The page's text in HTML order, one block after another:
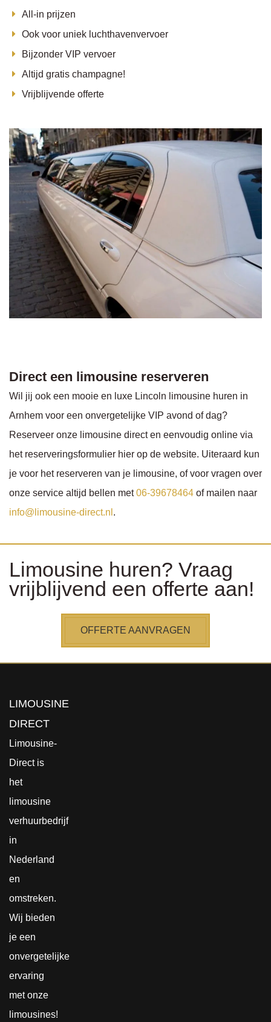
All-in prijzen
Ook voor uniek luchthavenvervoer
Bijzonder VIP vervoer
Altijd gratis champagne!
Vrijblijvende offerte
Direct een limousine reserveren
Wil jij ook een mooie en luxe Lincoln limousine huren in
Arnhem voor een onvergetelijke VIP avond of dag?
Reserveer onze limousine direct en eenvoudig online via
het reserveringsformulier hier op de website. Uiteraard kun
je voor het reserveren van je limousine, of voor vragen over
onze service altijd bellen met06-39678464 of mailen naar
info@limousine-direct.nl .
Limousine huren? Vraag
vrijblijvend een offerte aan!
OFFERTE AANVRAGEN
LIMOUSINE
DIRECT
Limousine-
Direct is
het
limousine
verhuurbedrijf
in
Nederland
en
omstreken.
Wij bieden
je een
onvergetelijke
ervaring
met onze
limousines!